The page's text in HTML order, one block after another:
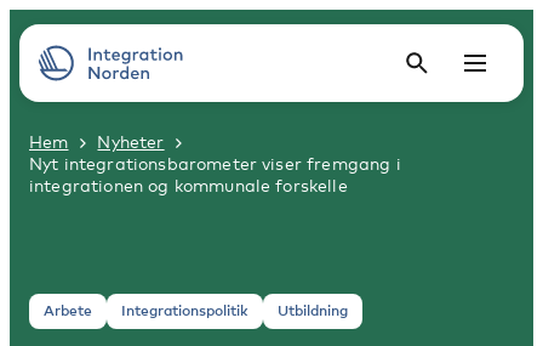
Hem
Nyheter
Nyt integrationsbarometer viser fremgang i
integrationen og kommunale forskelle
Arbete Integrationspolitik Utbildning